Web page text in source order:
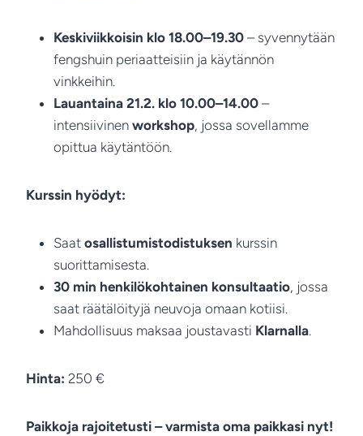
Keskiviikkoisin klo 18.00–19.30 – syvennytään
fengshuin periaatteisiin ja käytännön
vinkkeihin.
Lauantaina 21.2. klo 10.00–14.00 –
intensiivinen workshop, jossa sovellamme
opittua käytäntöön.
Kurssin hyödyt:
Saat osallistumistodistuksen kurssin
suorittamisesta.
30 min henkilökohtainen konsultaatio, jossa
saat räätälöityjä neuvoja omaan kotiisi.
Mahdollisuus maksaa joustavasti Klarnalla.
Hinta: 250 €
Paikkoja rajoitetusti – varmista oma paikkasi nyt!